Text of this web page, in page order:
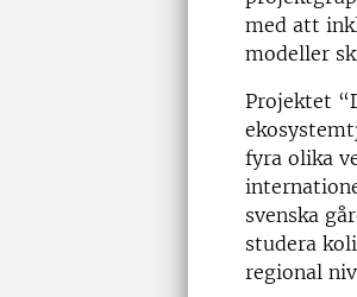
med att
modeller
Projektet
fyra olika
svenska
studera
regional